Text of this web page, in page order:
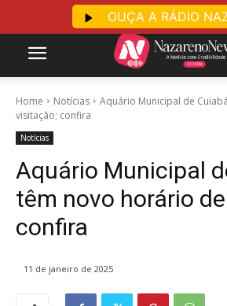
Home Notícias
Aquário Municipal de
visitação; confira
Notícias
Aquário Municipal
têm novo horário
confira
11 de janeiro de 2025
OUÇA A RÁDIO